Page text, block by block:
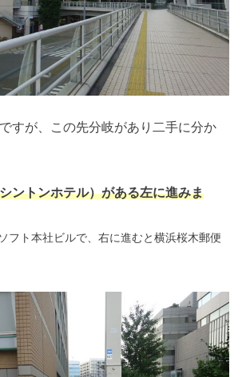
すが、この先分岐があり二手に分か
ントンホテル）がある左に進みま
フト本社ビルで、右に進むと横浜桜木郵便